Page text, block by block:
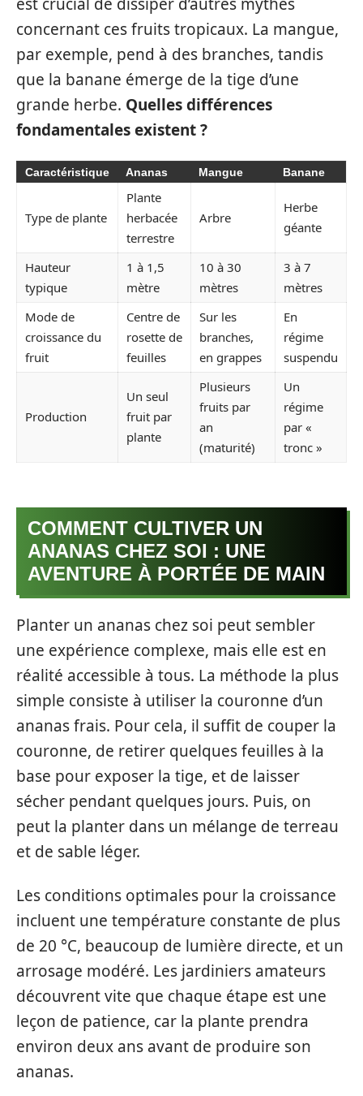
concernant ces fruits tropicaux. La mangue,
par exemple, pend à des branches, tandis
que la banane émerge de la tige d’une
grande herbe. Quelles différences
fondamentales existent ?
Caractéristique Ananas Mangue Banane
Type de plante
Plante
herbacée
terrestre
Arbre
Herbe
géante
Hauteur
typique
1 à 1,5
mètre
10 à 30
mètres
3 à 7
mètres
Mode de
croissance du
fruit
Centre de
rosette de
feuilles
Sur les
branches,
en grappes
En
régime
suspendu
Production
Un seul
fruit par
plante
Plusieurs
fruits par
an
(maturité)
Un
régime
par «
tronc »
COMMENT CULTIVER UN
ANANAS CHEZ SOI : UNE
AVENTURE À PORTÉE DE MAIN
Planter un ananas chez soi peut sembler
une expérience complexe, mais elle est en
réalité accessible à tous. La méthode la plus
simple consiste à utiliser la couronne d’un
ananas frais. Pour cela, il suffit de couper la
couronne, de retirer quelques feuilles à la
base pour exposer la tige, et de laisser
sécher pendant quelques jours. Puis, on
peut la planter dans un mélange de terreau
et de sable léger.
Les conditions optimales pour la croissance
incluent une température constante de plus
de 20 °C, beaucoup de lumière directe, et un
arrosage modéré. Les jardiniers amateurs
découvrent vite que chaque étape est une
leçon de patience, car la plante prendra
environ deux ans avant de produire son
ananas.